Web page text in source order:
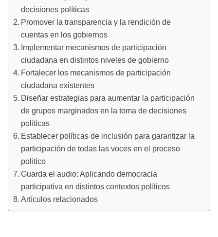
decisiones políticas
Promover la transparencia y la rendición de
cuentas en los gobiernos
Implementar mecanismos de participación
ciudadana en distintos niveles de gobierno
Fortalecer los mecanismos de participación
ciudadana existentes
Diseñar estrategias para aumentar la participación
de grupos marginados en la toma de decisiones
políticas
Establecer políticas de inclusión para garantizar la
participación de todas las voces en el proceso
político
Guarda el audio: Aplicando democracia
participativa en distintos contextos políticos
Artículos relacionados